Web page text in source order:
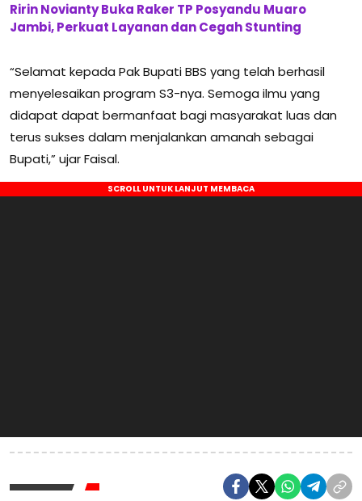
Ririn Novianty Buka Raker TP Posyandu Muaro
Jambi, Perkuat Layanan dan Cegah Stunting
“Selamat kepada Pak Bupati BBS yang telah berhasil
menyelesaikan program S3-nya. Semoga ilmu yang
didapat dapat bermanfaat bagi masyarakat luas dan
terus sukses dalam menjalankan amanah sebagai
Bupati,” ujar Faisal.